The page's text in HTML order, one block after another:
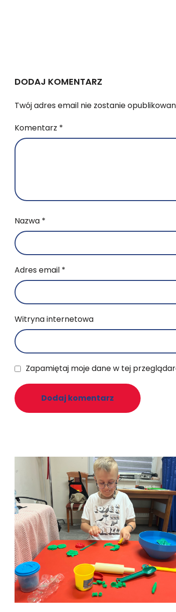
DODAJ KOMENTARZ
Twój adres email nie zostanie
Komentarz *
Nazwa *
Adres email *
Witryna internetowa
Zapamiętaj moje dane w tej